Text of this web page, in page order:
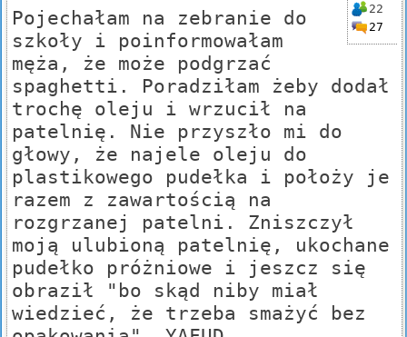
22
27
Pojechałam na zebranie do
szkoły i poinformowałam
męża, że może podgrzać
spaghetti. Poradziłam żeby dodał
trochę oleju i wrzucił na
patelnię. Nie przyszło mi do
głowy, że najele oleju do
plastikowego pudełka i położy je
razem z zawartością na
rozgrzanej patelni. Zniszczył
moją ulubioną patelnię, ukochane
pudełko próżniowe i jeszcz się
obraził "bo skąd niby miał
wiedzieć, że trzeba smażyć bez